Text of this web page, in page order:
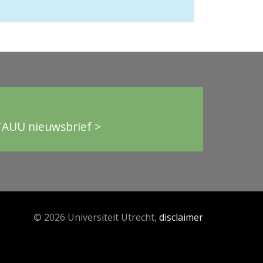
nieuwsbrief >
© 2026 Universiteit Utrecht, disclaimer